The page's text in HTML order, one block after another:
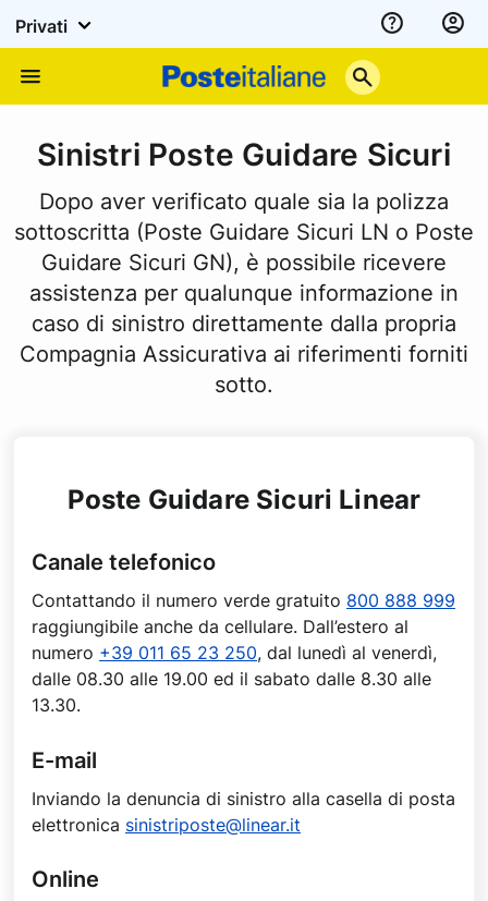
Privati
Assistenza
Italiane
Sinistri Poste Guidare Sicuri
Dopo aver verificato quale sia la polizza
sottoscritta (Poste Guidare Sicuri LN o Poste
Guidare Sicuri GN), è possibile ricevere
assistenza per qualunque informazione in
caso di sinistro direttamente dalla propria
Compagnia Assicurativa ai riferimenti forniti
sotto.
Poste Guidare Sicuri Linear
Canale telefonico
Contattando il numero verde gratuito 800 888 999
raggiungibile anche da cellulare. Dall’estero al
numero +39 011 65 23 250, dal lunedì al venerdì,
dalle 08.30 alle 19.00 ed il sabato dalle 8.30 alle
13.30.
E-mail
Inviando la denuncia di sinistro alla casella di posta
elettronica sinistriposte@linear.it
Online